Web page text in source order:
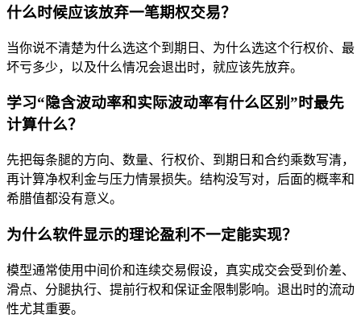
什么时候应该放弃一笔期权交易？
当你说不清楚为什么选这个到期日、为什么选这个行权价、最
坏亏多少，以及什么情况会退出时，就应该先放弃。
学习“隐含波动率和实际波动率有什么区别”时最先
计算什么？
先把每条腿的方向、数量、行权价、到期日和合约乘数写清，
再计算净权利金与压力情景损失。结构没写对，后面的概率和
希腊值都没有意义。
为什么软件显示的理论盈利不一定能实现？
模型通常使用中间价和连续交易假设，真实成交会受到价差、
滑点、分腿执行、提前行权和保证金限制影响。退出时的流动
性尤其重要。